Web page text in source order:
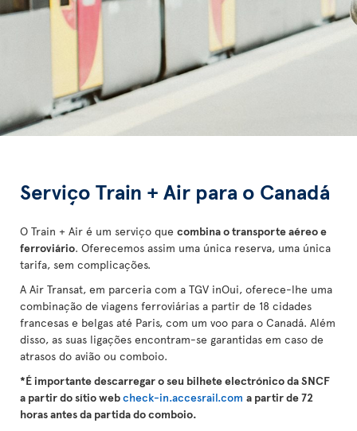
Serviço Train + Air para o Canadá
O Train + Air é um serviço que combina o transporte aéreo e
ferroviário. Oferecemos assim uma única reserva, uma única
tarifa, sem complicações.
A Air Transat, em parceria com a TGV inOui, oferece-lhe uma
combinação de viagens ferroviárias a partir de 18 cidades
francesas e belgas até Paris, com um voo para o Canadá. Além
disso, as suas ligações encontram-se garantidas em caso de
atrasos do avião ou comboio.
*É importante descarregar o seu bilhete electrónico da SNCF
a partir do sítio webcheck-in.accesrail.com a partir de 72
horas antes da partida do comboio.